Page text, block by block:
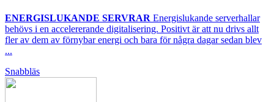
ENERGISLUKANDE SERVRAR Energislukande serverhallar
behövs i en accelererande digitalisering. Positivt är att nu drivs allt
fler av dem av förnybar energi och bara för några dagar sedan blev
...
Snabbläs